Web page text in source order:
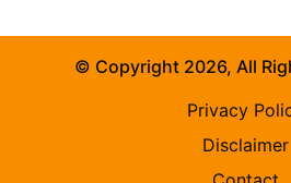
© Copyright 2026, All
Privacy
Disclaimer